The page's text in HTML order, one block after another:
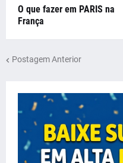
O que fazer em PARIS na
França
Postagem Anterior